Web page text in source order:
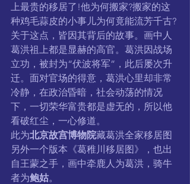
上最贵的移居了!他为何搬家?搬家的这
种鸡毛蒜皮的小事儿为何竟能流芳千古?
关于这点，皆因其背后的故事。画中人
葛洪祖上都是显赫的高官。葛洪因战场
立功，被封为“伏波将军”，此后屡次升
迁。面对官场的得意，葛洪心里却非常
冷静，在政治昏暗，社会动荡的情况
下，一切荣华富贵都是虚无的，所以他
看破红尘，一心修道。
此为北京故宫博物院藏葛洪全家移居图
另外一个版本《葛稚川移居图》，也出
自王蒙之手，画中牵鹿人为葛洪，骑牛
者为鲍姑。